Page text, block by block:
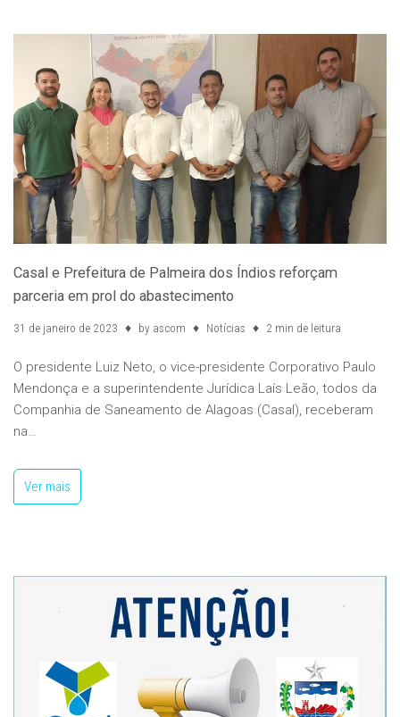
Casal e Prefeitura de Palmeira dos Índios reforçam
parceria em prol do abastecimento
31 de janeiro de 2023 by ascom Notícias 2 min de leitura
O presidente Luiz Neto, o vice-presidente Corporativo Paulo
Mendonça e a superintendente Jurídica Laís Leão, todos da
Companhia de Saneamento de Alagoas (Casal), receberam
na…
Ver mais